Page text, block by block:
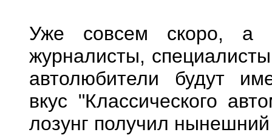
Уже совсем скоро,
журналисты,
автолюбители будут
вкус "Классического
лозунг получил